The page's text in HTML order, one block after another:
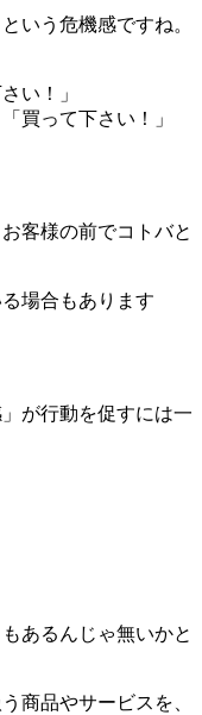
いう危機感ですね。
い！」
買って下さい！」
客様の前でコトバと
場合もあります
が行動を促すには一
あるんじゃ無いかと
商品やサービスを、